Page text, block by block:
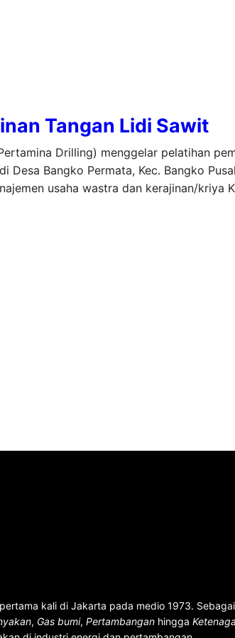
Tangan Lidi Sawit
Drilling) menggelar pelatihan
Bangko Permata, Kec. Bangko
usaha wastra dan kerajinan/kriya
kali di Jakarta pada medio 1973.
, Gas bumi, Pertambangan hingga